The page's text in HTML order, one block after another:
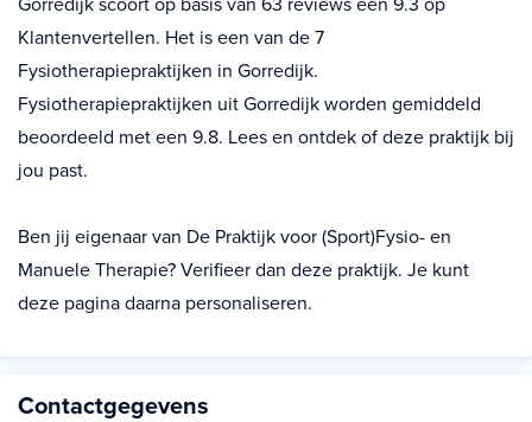
Gorredijk scoort op basis van 63 reviews een 9.3 op
Klantenvertellen. Het is een van de 7
Fysiotherapiepraktijken in Gorredijk.
Fysiotherapiepraktijken uit Gorredijk worden gemiddeld
beoordeeld met een 9.8. Lees en ontdek of deze praktijk bij
jou past.
Ben jij eigenaar van De Praktijk voor (Sport)Fysio- en
Manuele Therapie? Verifieer dan deze praktijk. Je kunt
deze pagina daarna personaliseren.
Contactgegevens